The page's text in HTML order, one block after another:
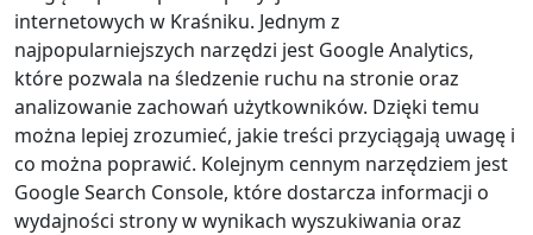
internetowych w Kraśniku. Jednym z
najpopularniejszych narzędzi jest Google Analytics,
które pozwala na śledzenie ruchu na stronie oraz
analizowanie zachowań użytkowników. Dzięki temu
można lepiej zrozumieć, jakie treści przyciągają uwagę i
co można poprawić. Kolejnym cennym narzędziem jest
Google Search Console, które dostarcza informacji o
wydajności strony w wynikach wyszukiwania oraz